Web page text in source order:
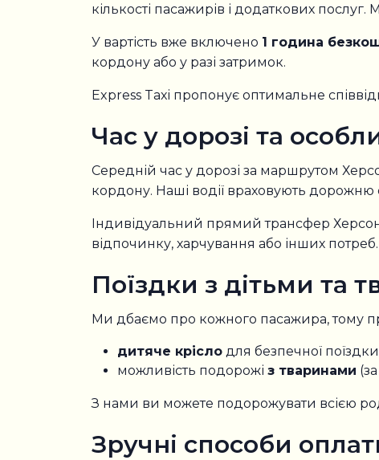
кількості пасажирів і додаткових
У вартість вже включено 1 година
кордону або у разі затримок.
Express Taxi пропонує оптимальне
Час у дорозі та
Середній час у дорозі за маршрутом
кордону. Наші водії враховують
Індивідуальний прямий трансфер
відпочинку, харчування або інших потреб.
Поїздки з дітьми та
Ми дбаємо про кожного пасажира, тому
дитяче крісло для безпечної
можливість подорожі з тваринами
З нами ви можете подорожувати всією
Зручні способи